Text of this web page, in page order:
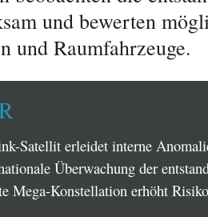
und bewerten
und Raumfahrzeuge.
Satellit erleidet interne
Überwachung der
Mega-Konstellation erhöht